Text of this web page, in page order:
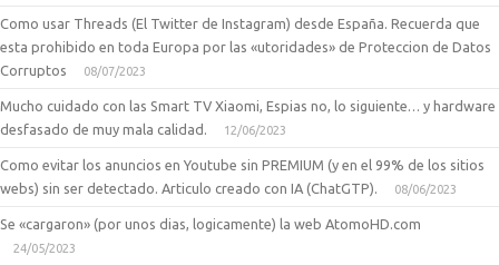
Como usar Threads (El Twitter de Instagram) desde España. Recuerda que
esta prohibido en toda Europa por las «utoridades» de Proteccion de Datos
Corruptos
08/07/2023
Mucho cuidado con las Smart TV Xiaomi, Espias no, lo siguiente… y hardware
desfasado de muy mala calidad.
12/06/2023
Como evitar los anuncios en Youtube sin PREMIUM (y en el 99% de los sitios
webs) sin ser detectado. Articulo creado con IA (ChatGTP).
08/06/2023
Se «cargaron» (por unos dias, logicamente) la web AtomoHD.com
24/05/2023